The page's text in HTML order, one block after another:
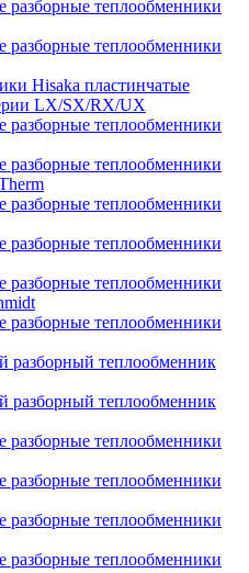
разборные теплообменники
разборные теплообменники
Hisaka пластинчатые
LX/SX/RX/UX
разборные теплообменники
разборные теплообменники
разборные теплообменники
разборные теплообменники
разборные теплообменники
разборные теплообменники
разборный теплообменник
разборный теплообменник
разборные теплообменники
разборные теплообменники
разборные теплообменники
разборные теплообменники